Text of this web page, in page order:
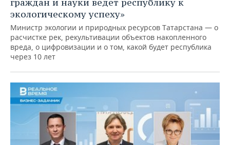
граждан и науки ведет республику к
экологическому успеху»
Министр экологии и природных ресурсов Татарстана — о
расчистке рек, рекультивации объектов накопленного
вреда, о цифровизации и о том, какой будет республика
через 10 лет